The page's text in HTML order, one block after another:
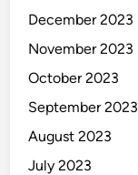
December 2023
November 2023
October 2023
September 2023
August 2023
July 2023